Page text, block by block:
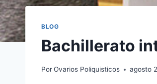
BLOG
Bachillerato
PorOvarios Poliquisticos agosto